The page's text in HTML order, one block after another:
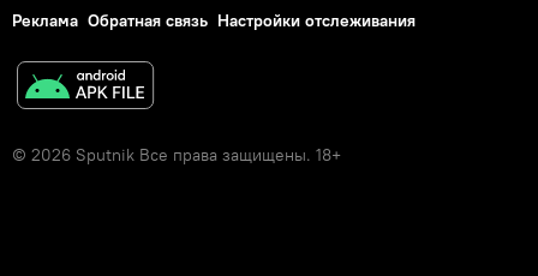
Реклама Обратная связь Настройки отслеживания
© 2026 Sputnik Все права защищены. 18+